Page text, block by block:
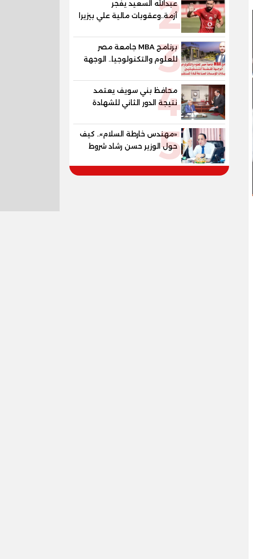
«جاد جمينت يوإن»
2
عبدالله السعيد يفجر
أزمة..وعقوبات مالية علي بيزيرا
وبانزا
3
برنامج MBA جامعة مصر
للعلوم والتكنولوجيا.. الوجهة
المفضلة للتنفيذيين وقيادات
المؤسسات لصناعة قادة
المستقبل
4
محافظ بني سويف يعتمد
نتيجة الدور الثاني للشهادة
الإعدادية العامة بنسبة
79.9% نظامي ...و69.55%
منازل.. و70.56% للمهنية ..
و100% للصُم وضعاف السمع
والنور للمكفوفين
5
«مهندس خارطة السلام».. كيف
حول الوزير حسن رشاد شروط
الحرب المعقدة إلى "خارطة